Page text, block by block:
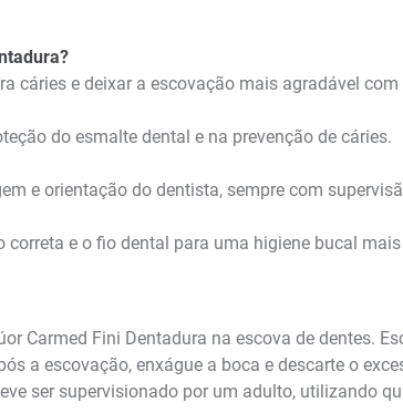
cáries e deixar a escovação mais agradável
do esmalte dental e na prevenção de cáries.
e orientação do dentista, sempre com
e o fio dental para uma higiene bucal
Carmed Fini Dentadura na escova de dentes.
a escovação, enxágue a boca e descarte o
ser supervisionado por um adulto, utilizando